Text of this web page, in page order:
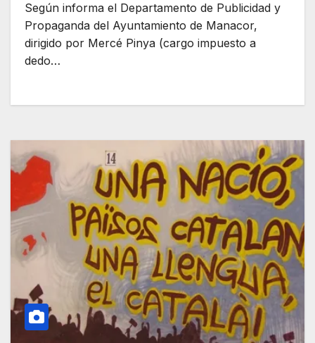
Según informa el Departamento de Publicidad y
Propaganda del Ayuntamiento de Manacor,
dirigido por Mercé Pinya (cargo impuesto a
dedo…